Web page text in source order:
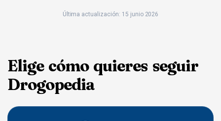
Última actualización: 15 junio 2026
Elige cómo quieres seguir
Drogopedia